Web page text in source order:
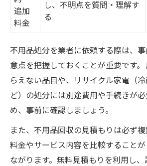
追加
料金
し、不明点を質問・理解す
る
不用品処分を業者に依頼する際は、
意点を把握しておくことが重要です
らえない品目や、リサイクル家電（
ど）の処分には別途費用や手続きが
め、事前に確認しましょう。
また、不用品回収の見積もりは必ず複
料金やサービス内容を比較すること
ながります。無料見積もりを利用し